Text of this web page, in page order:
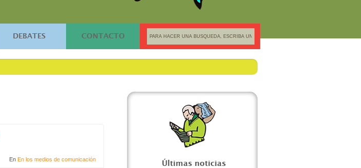
DEBATES CONTACTO
En En los medios de comunicación
Últimas noticias